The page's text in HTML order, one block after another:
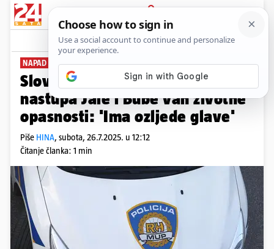
PRIJAVA
News Komentari
NAPAD U POREČU
Slovenac napadnut za vrijeme
nastupa Jale i Bube van životne
opasnosti: 'Ima ozljede glave'
Piše HINA, subota, 26.7.2025. u 12:12
Čitanje članka: 1 min